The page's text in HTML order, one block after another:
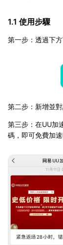
1.1 使用步驟
第一步：透過下
第二步：新增並
第三步：在UU加
碼，即可免費加速